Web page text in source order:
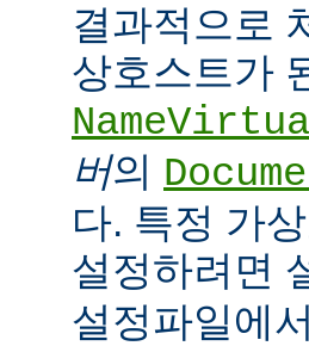
결과적으로
상호스트가
버의
다. 특정 가
설정하려면
설정파일에